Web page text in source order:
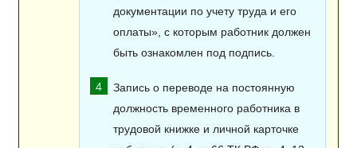
документации по учету труда и его
оплаты», с которым работник должен
быть ознакомлен под подпись.
Запись о переводе на постоянную
должность временного работника в
трудовой книжке и личной карточке